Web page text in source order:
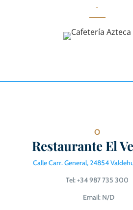
-
O
Restaurante El
Calle Carr. General, 24854
Tel: +34 987 735 300
Email: N/D